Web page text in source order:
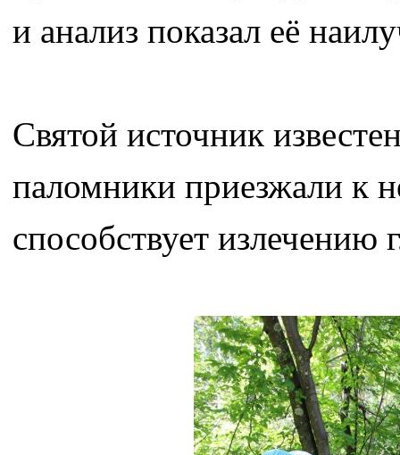
и анализ показал её
Святой источник
паломники приезжали к
способствует излечению